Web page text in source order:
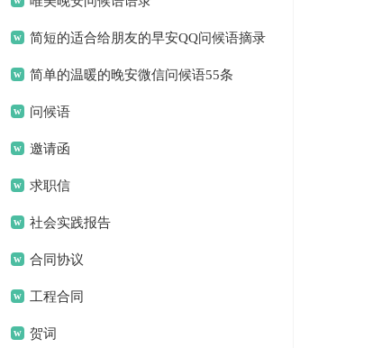
简短的适合给朋友的早安QQ问候语摘录
简单的温暖的晚安微信问候语55条
问候语
邀请函
求职信
社会实践报告
合同协议
工程合同
贺词